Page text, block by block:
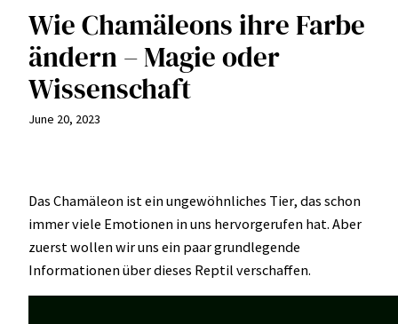
Wie Chamäleons ihre Farbe
ändern – Magie oder
Wissenschaft
June 20, 2023
Das Chamäleon ist ein ungewöhnliches Tier, das schon
immer viele Emotionen in uns hervorgerufen hat. Aber
zuerst wollen wir uns ein paar grundlegende
Informationen über dieses Reptil verschaffen.